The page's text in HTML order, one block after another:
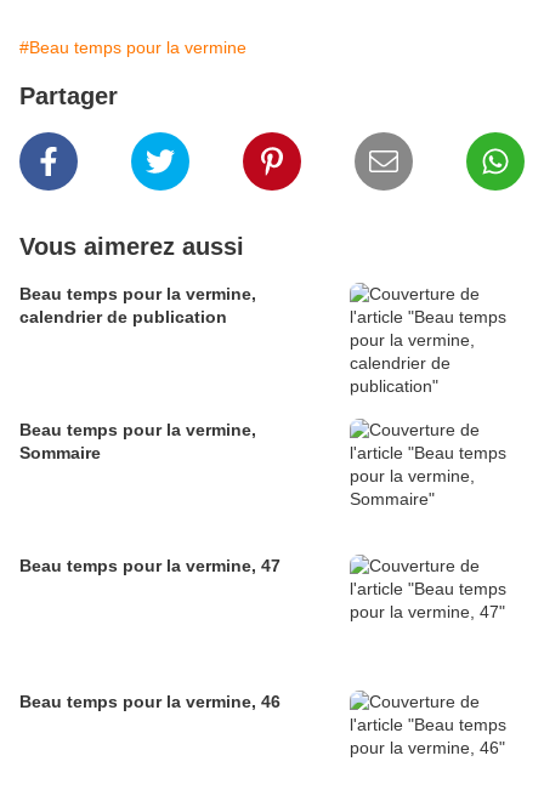
#Beau temps pour la vermine
Partager
Vous aimerez aussi
Beau temps pour la vermine,
calendrier de publication
Beau temps pour la vermine,
Sommaire
Beau temps pour la vermine, 47
Beau temps pour la vermine, 46